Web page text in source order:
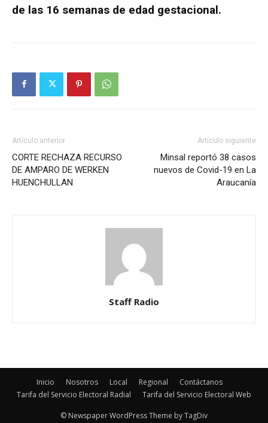
de las 16 semanas de edad gestacional.
Artículo anterior
CORTE RECHAZA RECURSO
DE AMPARO DE WERKEN
HUENCHULLAN
Artículo siguiente
Minsal reportó 38 casos
nuevos de Covid-19 en La
Araucanía
Staff Radio
Inicio Nosotros Local Regional
Contáctanos
Tarifa del Servicio Electoral Radial
Tarifa del Servicio Electoral Web
© Newspaper WordPress Theme by TagDiv